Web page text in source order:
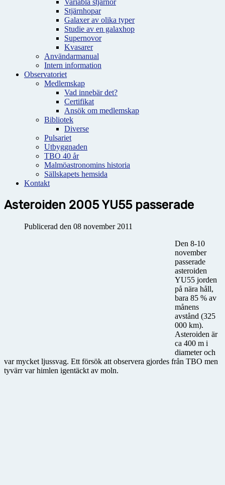
Variabla stjärnor
Stjärnhopar
Galaxer av olika typer
Studie av en galaxhop
Supernovor
Kvasarer
Användarmanual
Intern information
Observatoriet
Medlemskap
Vad innebär det?
Certifikat
Ansök om medlemskap
Bibliotek
Diverse
Pulsariet
Utbyggnaden
TBO 40 år
Malmöastronomins historia
Sällskapets hemsida
Kontakt
Asteroiden 2005 YU55 passerade
Publicerad den 08 november 2011
Den 8-10
november
passerade
asteroiden
YU55 jorden
på nära håll,
bara 85 % av
månens
avstånd (325
000 km).
Asteroiden är
ca 400 m i
diameter och
var mycket ljussvag. Ett försök att observera gjordes från TBO men
tyvärr var himlen igentäckt av moln.